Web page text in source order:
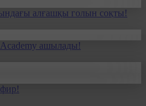
алғашқы голын соқты!
Academy ашылады!